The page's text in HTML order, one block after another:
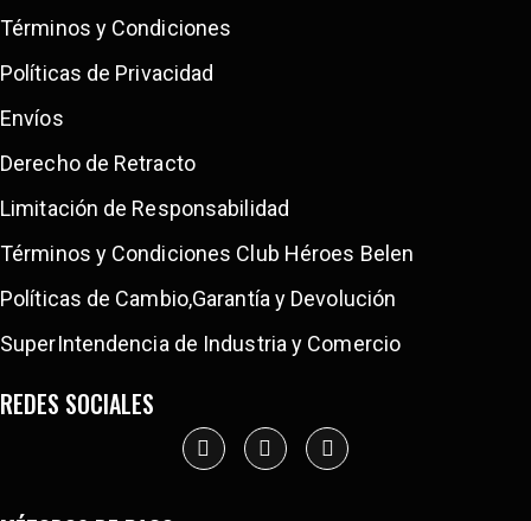
Términos y Condiciones
Políticas de Privacidad
Envíos
Derecho de Retracto
Limitación de Responsabilidad
Términos y Condiciones Club Héroes Belen
Políticas de Cambio,Garantía y Devolución
SuperIntendencia de Industria y Comercio
REDES SOCIALES